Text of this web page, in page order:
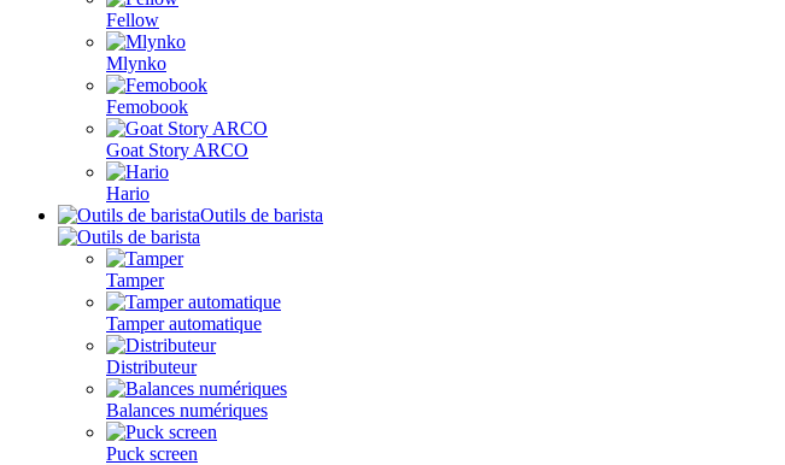
Fellow
Mlynko
Femobook
Goat Story ARCO
Hario
Outils de barista
Tamper
Tamper automatique
Distributeur
Balances numériques
Puck screen